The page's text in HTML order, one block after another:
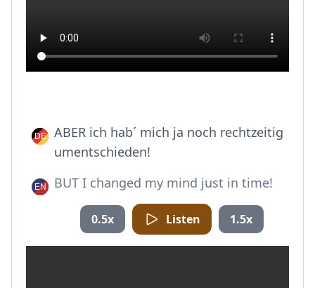
ABER ich hab´ mich ja noch rechtzeitig
umentschieden!
BUT I changed my mind just in time!
0.5x Listen 1.5x